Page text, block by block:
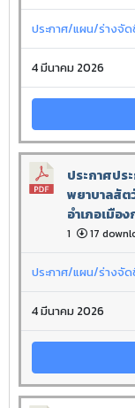
ประกาศ/แผน/ร่างจั
4 มีนาคม 2026
ประกาศปร
พยาบาลสั
อำเภอเมือ
1 17
ประกาศ/แผน/ร่างจั
4 มีนาคม 2026